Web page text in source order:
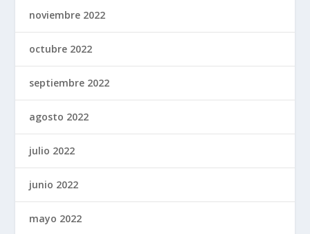
noviembre 2022
octubre 2022
septiembre 2022
agosto 2022
julio 2022
junio 2022
mayo 2022